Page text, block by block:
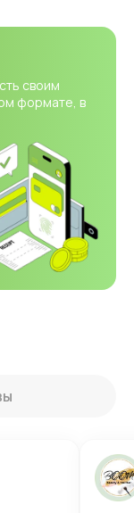
своим
формате, в